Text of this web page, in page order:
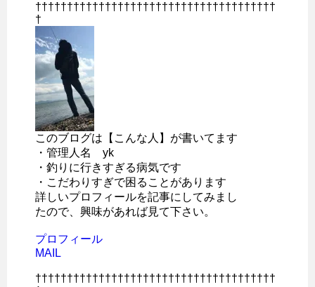
††††††††††††††††††††††††††††††††††††††
†
このブログは【こんな人】が書いてます
・管理人名 yk
・釣りに行きすぎる病気です
・こだわりすぎで困ることがあります
詳しいプロフィールを記事にしてみまし
たので、興味があれば見て下さい。
プロフィール
MAIL
††††††††††††††††††††††††††††††††††††††